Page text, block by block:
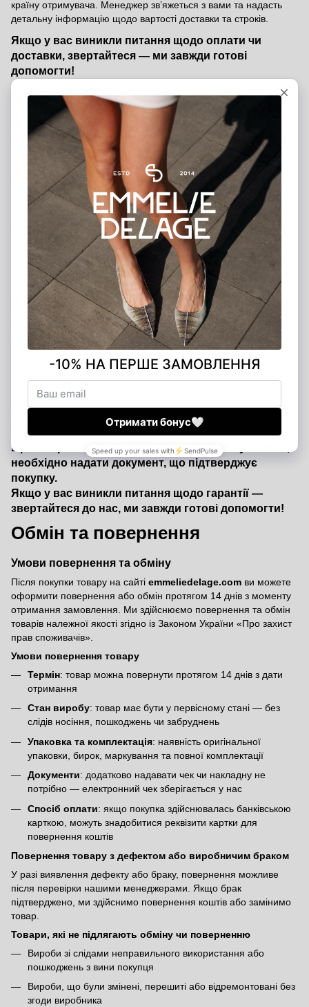
країну отримувача. Менеджер зв’яжеться з вами та надасть
детальну інформацію щодо вартості доставки та строків.
Якщо у вас виникли питання щодо оплати чи
доставки, звертайтеся — ми завжди готові
допомогти!
Ми пропонуємо кілька зручних способів оплати, щоб ви могли
обрати той, який підходить саме вам:
Банківською карткою на сайті
— швидко та безпечно
через платіжну систему
Післяоплата
— оплата при отриманні після внесення
передоплати 200 грн (передоплата є гарантією вашого
замовлення)
Банківський переказ— ви можете переказати кошти на
наш розрахунковий рахунок
Оплата в шоурумах— розрахуватися можна готівкою,
банківською карткою або через термінал у наших
магазинах у Києві та Харкові
Гарантія від виробника — 12 місяців
На всі вироби Emmelie Delage поширюється офіційна гарантія
від виробника строком на 12 місяців з дати покупки. Ми
впевнені у якості наших товарів і прагнемо, щоб кожна покупка
дарувала вам задоволення та комфорт.
Гарантія покриває виробничі дефекти матеріалів і фурнітури, а
також недоліки, що виникли з вини виробника. У разі
виявлення таких дефектів ми безкоштовно усунемо недоліки
або здійснимо обмін товару.
Щоб скористатися гарантійним обслуговуванням,
необхідно надати документ, що підтверджує
покупку.
Якщо у вас виникли питання щодо гарантії —
звертайтеся до нас, ми завжди готові допомогти!
Обмін та повернення
Умови повернення та обміну
Після покупки товару на сайті emmeliedelage.com ви можете
оформити повернення або обмін протягом 14 днів з моменту
отримання замовлення. Ми здійснюємо повернення та обмін
товарів належної якості згідно із Законом України «Про захист
прав споживачів»
Умови повернення товару
Термін: товар можна повернути протягом 14 днів з дати
отримання
Стан виробу: товар має бути у первісному стані — без
слідів носіння, пошкоджень чи забруднень
Упаковка та комплектація: наявність оригінальної
упаковки, бирок, маркування та повної комплектації
Документи: додатково надавати чек чи накладну не
потрібно — електронний чек зберігається у нас
Спосіб оплати: якщо покупка здійснювалась банківською
карткою, можуть знадобитися реквізити картки для
повернення коштів
Повернення товару з дефектом або виробничим браком
У разі виявлення дефекту або браку, повернення можливе
після перевірки нашими менеджерами. Якщо брак
підтверджено, ми здійснимо повернення коштів або замінимо
товар.
Товари, які не підлягають обміну чи поверненню
Вироби зі слідами неправильного використання або
пошкоджень з вини покупця
Вироби, що були змінені, перешиті або відремонтовані без
згоди виробника